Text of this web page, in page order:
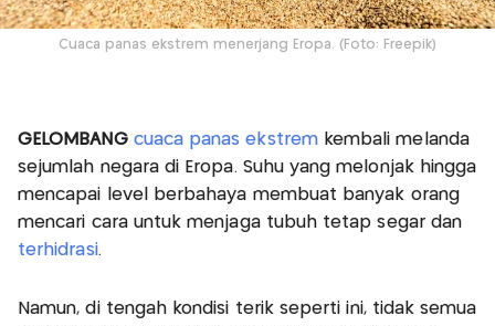
Cuaca panas ekstrem menerjang Eropa. (Foto: Freepik)
GELOMBANG cuaca panas ekstremkembali melanda
sejumlah negara di Eropa. Suhu yang melonjak hingga
mencapai level berbahaya membuat banyak orang
mencari cara untuk menjaga tubuh tetap segar dan
terhidrasi.
Namun, di tengah kondisi terik seperti ini, tidak semua